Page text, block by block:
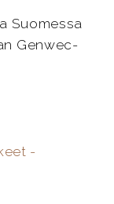
Suomessa
Genwec-
-